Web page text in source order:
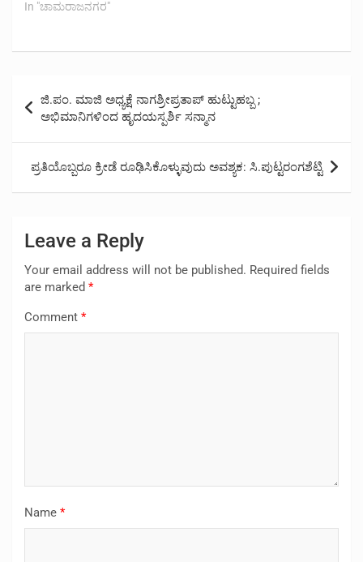
In "ಚಾಮರಾಜನಗರ"
navigation
ಜಿ.ಪಂ. ಮಾಜಿ ಅಧ್ಯಕ್ಷೆ ನಾಗಶ್ರೀಪ್ರತಾಪ್ ಹುಟ್ಟುಹಬ್ಬ ;
ಅಭಿಮಾನಿಗಳಿಂದ ಹೃದಯಸ್ಪರ್ಶಿ ಸನ್ಮಾನ
ಪ್ರತಿಯೊಬ್ಬರೂ ಕ್ರೀಡೆ ರೂಢಿಸಿಕೊಳ್ಳುವುದು ಅವಶ್ಯಕ: ಸಿ.ಪುಟ್ಟರಂಗಶೆಟ್ಟಿ
Leave a Reply
Your email address will not be published. Required fields
are marked *
Comment *
Name *